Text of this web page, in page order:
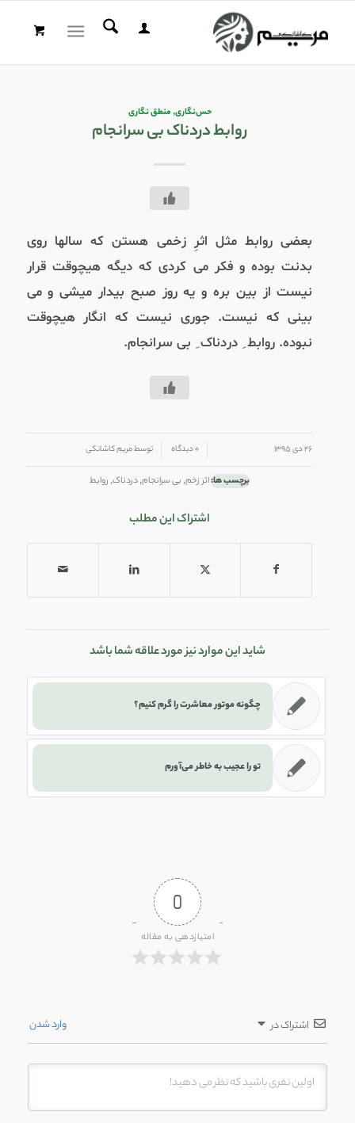
حس‌نگاری, منطق نگاری
روابط دردناک بی سرانجام
بعضی روابط مثل اثرِ زخمی هستن که سالها روی
بدنت بوده و فکر می کردی که دیگه هیچوقت قرار
نیست از بین بره و یه روز صبح بیدار میشی و می
بینی که نیست. جوری نیست که انگار هیچوقت
نبوده. روابط ِ دردناک ِ بی سرانجام.
۲۶ دی ۱۳۹۵ ۰ دیدگاه توسطمریم کاشانکی
برچسب ها:اثر زخم, بی سرانجام,دردناک, روابط
اشتراک این مطلب
شاید این موارد نیز مورد علاقه شما باشد
چگونه موتور معاشرت را گرم کنیم؟
تو را عجیب به خاطر می‌آورم
0
امتیازدهی به مقاله
اشتراک در وارد شدن